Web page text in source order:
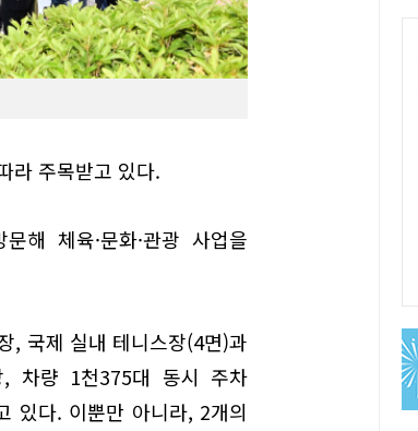
라 주목받고 있다.
해 체육·문화·관광 사업을
, 국제 실내 테니스장(4면)과
, 차량 1천375대 동시 주차
있다. 이뿐만 아니라, 2개의